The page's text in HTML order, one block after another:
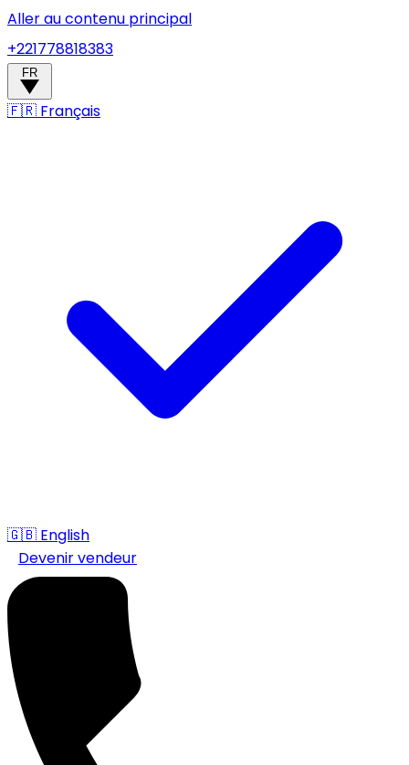
Aller au contenu principal
+221778818383
FR
🇫🇷 Français
🇬🇧 English
Devenir vendeur